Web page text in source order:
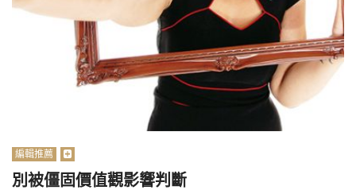
編輯推薦
別被僵固價值觀影響判斷